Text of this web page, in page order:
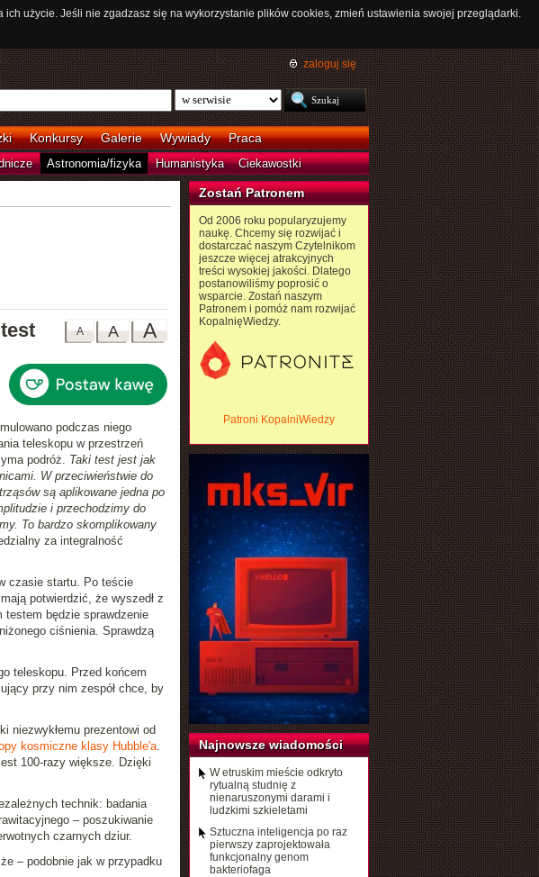
użycie. Jeśli nie zgadzasz się na wykorzystanie plików cookies, zmień ustawienia swojej przeglądarki.
zaloguj się
Konkursy Galerie Wywiady Praca
Astronomia/fizyka Humanistyka Ciekawostki
A
A
A
podczas niego
teleskopu w przestrzeń
podróż. Taki test jest jak
W przeciwieństwie do
są aplikowane jedna po
i przechodzimy do
To bardzo skomplikowany
za integralność
czasie startu. Po teście
potwierdzić, że wyszedł z
będzie sprawdzenie
ciśnienia. Sprawdzą
teleskopu. Przed końcem
przy nim zespół chce, by
niezwykłemu prezentowi od
kosmiczne klasy Hubble'a.
100-razy większe. Dzięki
technik: badania
– poszukiwanie
czarnych dziur.
– podobnie jak w przypadku
Zostań Patronem
Od 2006 roku popularyzujemy
naukę. Chcemy się rozwijać i
dostarczać naszym Czytelnikom
jeszcze więcej atrakcyjnych
treści wysokiej jakości. Dlatego
postanowiliśmy poprosić o
wsparcie. Zostań naszym
Patronem i pomóż nam rozwijać
KopalnięWiedzy.
Patroni KopalniWiedzy
Najnowsze wiadomości
W etruskim mieście odkryto
rytualną studnię z
nienaruszonymi darami i
ludzkimi szkieletami
Sztuczna inteligencja po raz
pierwszy zaprojektowała
funkcjonalny genom
bakteriofaga